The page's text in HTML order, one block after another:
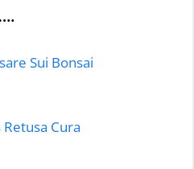
Sui Bonsai
Retusa Cura